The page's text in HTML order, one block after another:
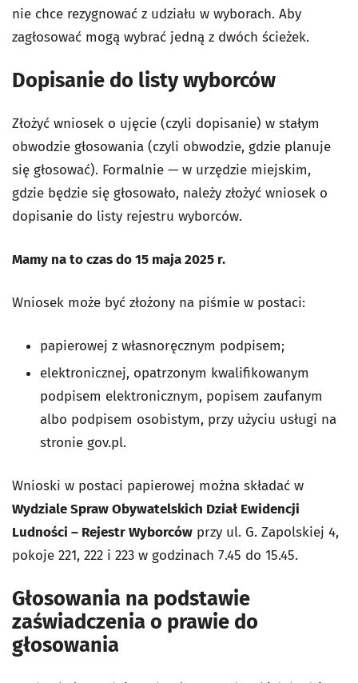
nie chce rezygnować z udziału w wyborach. Aby
zagłosować mogą wybrać jedną z dwóch ścieżek.
Dopisanie do listy wyborców
Złożyć wniosek o ujęcie (czyli dopisanie) w stałym
obwodzie głosowania (czyli obwodzie, gdzie planuje
się głosować). Formalnie — w urzędzie miejskim,
gdzie będzie się głosowało, należy złożyć wniosek o
dopisanie do listy rejestru wyborców.
Mamy na to czas do 15 maja 2025 r.
Wniosek może być złożony na piśmie w postaci:
papierowej z własnoręcznym podpisem;
elektronicznej, opatrzonym kwalifikowanym
podpisem elektronicznym, popisem zaufanym
albo podpisem osobistym, przy użyciu usługi na
stronie gov.pl.
Wnioski w postaci papierowej można składać w
Wydziale Spraw Obywatelskich Dział Ewidencji
Ludności – Rejestr Wyborców przy ul. G. Zapolskiej 4,
pokoje 221, 222 i 223 w godzinach 7.45 do 15.45.
Głosowania na podstawie
zaświadczenia o prawie do
głosowania